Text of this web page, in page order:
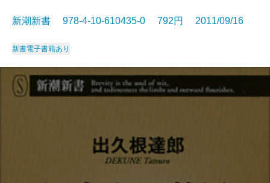
新潮新書 978-4-10-610435-0 792円 2011/09/16
新書電子書籍あり